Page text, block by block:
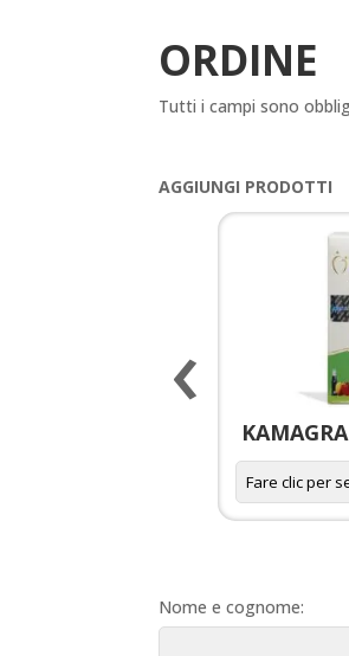
ORDINE
Tutti i campi sono
AGGIUNGI PRODOTTI
‹
Nome e cognome: